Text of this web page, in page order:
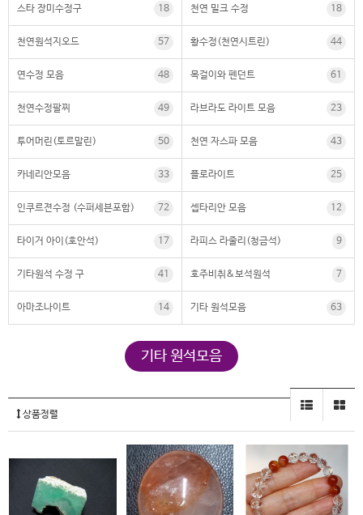
스타 장미수정구 18 천연 밀크 수정 18
천연원석지오드 57 황수정(천연시트린) 44
연수정 모음 48 목걸이와 펜던트 61
천연수정팔찌 49 라브라도 라이트 모음 23
투어머린(토르말린) 50 천연 자스파 모음 43
카네리안모음 33 플로라이트 25
인쿠르젼수정 (수퍼세븐포함) 72 셉타리안 모음 12
타이거 아이(호안석) 17 라피스 라줄리(청금석) 9
기타원석 수정 구 41 호주비취&보석원석 7
아마조나이트 14 기타 원석모음 63
기타 원석모음
상품정렬